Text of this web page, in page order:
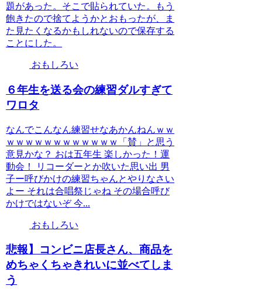
題があった。そこで貼られていた。もう
飽きたので捨てようかとおもったが、ま
た見たくなるかもしれないので保存する
ことにした。
おもしろい
６年生を送る会の練習ダルすぎて
ワロタ
なんでこんなん練習せなあかんねんｗｗ
ｗｗｗｗｗｗｗｗｗｗｗｗ「賛」と思う
意見かな？ おは五年生 楽しかった！運
動会！ リコーダーとか吹いた思い出 男
子ー呼びかけの練習ちゃんとやりなさい
よー それは合唱祭じゃね その場合呼び
かけではないぞ 今...
おもしろい
悲報】コンビニ店長さん、商品を
めちゃくちゃきれいに並べてしま
う